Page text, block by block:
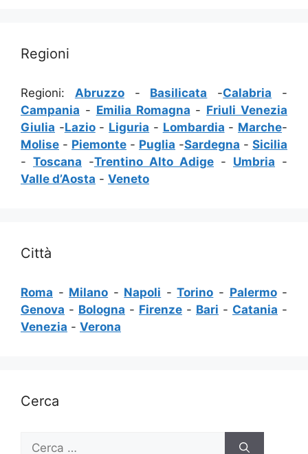
Regioni
Regioni: Abruzzo- Basilicata -Calabria -
Campania - Emilia Romagna - Friuli Venezia
Giulia -Lazio- Liguria - Lombardia - Marche-
Molise - Piemonte - Puglia -Sardegna - Sicilia
- Toscana -Trentino Alto Adige - Umbria -
Valle d’Aosta - Veneto
Città
Roma - Milano - Napoli -Torino - Palermo-
Genova - Bologna - Firenze - Bari - Catania -
Venezia - Verona
Cerca
Ricerca